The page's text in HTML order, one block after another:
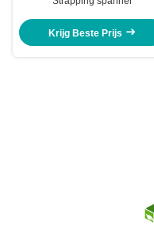
Krijg Beste Prijs